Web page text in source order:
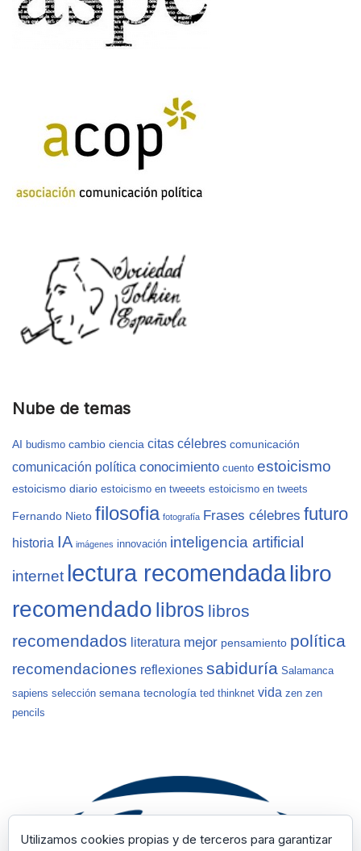
Nube de temas
AI budismo cambio ciencia citas célebres comunicación
comunicación política conocimiento cuento estoicismo
estoicismo diario estoicismo en tweeets estoicismo en tweets
Fernando Nieto filosofia fotografía Frases célebres futuro
historia IA imágenes innovación inteligencia artificial
internet lectura recomendadalibro
recomendado libros libros
recomendados literatura mejor pensamiento política
recomendaciones reflexiones sabiduría Salamanca
sapiens selección semana tecnología ted thinknet vida zen zen
pencils
Utilizamos cookies propias y de terceros para garantizar